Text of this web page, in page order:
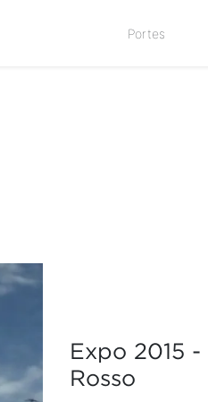
Portes
Expo 2015
Rosso